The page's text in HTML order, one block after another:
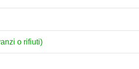
o rifiuti)